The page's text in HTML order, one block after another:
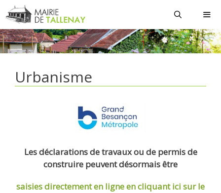
Aller
au
contenu
Urbanisme
Les déclarations de travaux ou de permis de
construire peuvent désormais être
saisies directement en ligneen cliquant ici sur le